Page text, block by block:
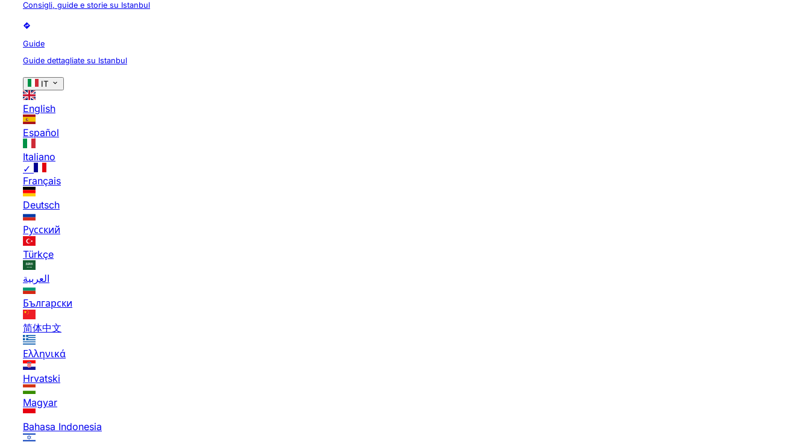
Consigli, guide e storie su Istanbul
Guide
Guide dettagliate su Istanbul
IT
English
Español
Italiano
✓
Français
Deutsch
Русский
Türkçe
العربية
Български
简体中文
Ελληνικά
Hrvatski
Magyar
Bahasa Indonesia